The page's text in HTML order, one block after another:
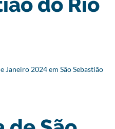
Janeiro 2024 em São Sebastião